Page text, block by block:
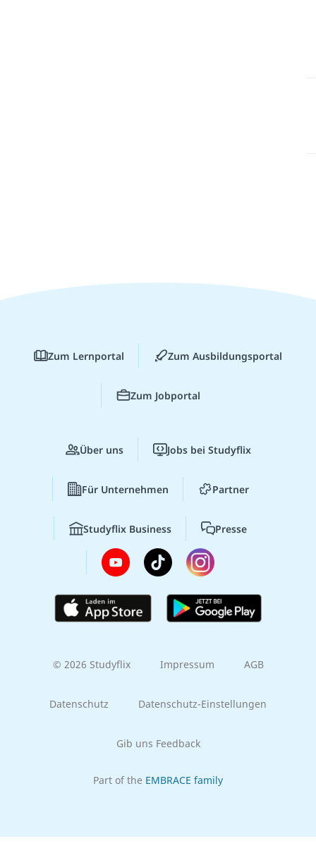
Zum Lernportal Zum Ausbildungsportal
Zum Jobportal
Über uns Jobs bei Studyflix
Für Unternehmen Partner
Studyflix Business Presse
© 2026 Studyflix Impressum AGB
Datenschutz Datenschutz-Einstellungen
Gib uns Feedback
Part of the EMBRACE family